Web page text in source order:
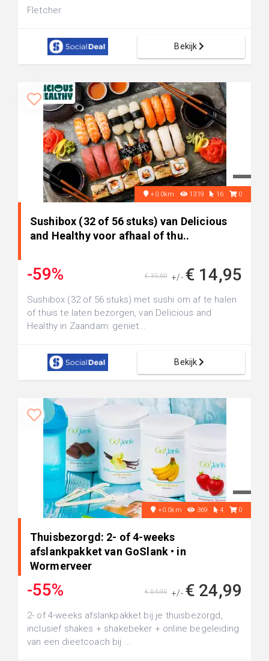
Fletcher
Bekijk
+0.0km 1319 16 0
Sushibox (32 of 56 stuks) van Delicious
and Healthy voor afhaal of thu..
-59% +/- € 14,95
€ 35,60
Sushibox (32 of 56 stuks) met sushi om af te halen
of thuis te laten bezorgen, van Delicious and
Healthy in Zaandam: geniet...
Bekijk
+0.0km 369 4 0
Thuisbezorgd: 2- of 4-weeks
afslankpakket van GoSlank • in
Wormerveer
-55% +/- € 24,99
€ 54,95
2- of 4-weeks afslankpakket bij je thuisbezorgd,
inclusief shakes + shakebeker + online begeleiding
van een dieetcoach bij ...